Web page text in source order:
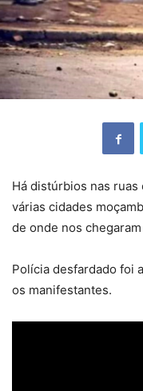
Há distúrbios nas
várias cidades
de onde nos
Polícia desfardado foi
os manifestantes.